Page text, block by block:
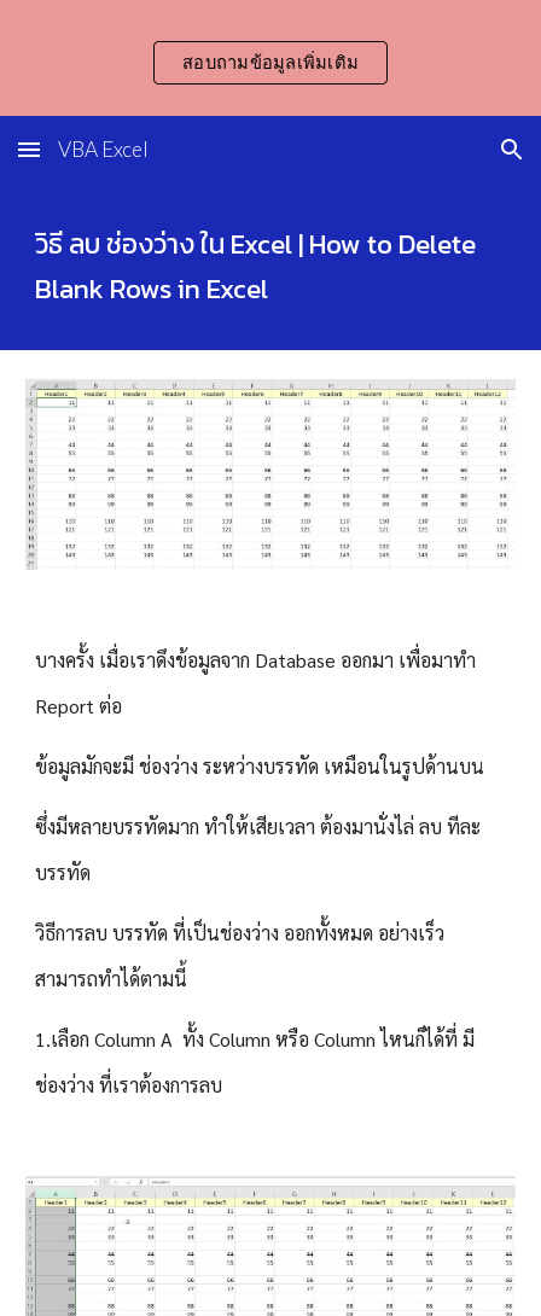
Skip to main content Skip to navigation
สอบถามข้อมูลเพิ่มเติม
VBA Excel
วิธี ลบ ช่องว่าง ใน Excel | How to Delete
Blank Rows in Excel
บางครั้ง เมื่อเราดึงข้อมูลจาก Database ออกมา เพื่อมาทำ
Report ต่อ
ข้อมูลมักจะมี ช่องว่าง ระหว่างบรรทัด เหมือนในรูปด้านบน
ซึ่งมีหลายบรรทัดมาก ทำให้เสียเวลา ต้องมานั่งไล่ ลบ ทีละ
บรรทัด
วิธีการลบ บรรทัด ที่เป็นช่องว่าง ออกทั้งหมด อย่างเร็ว
สามารถทำได้ตามนี้
1.เลือก Column A  ทั้ง Column หรือ Column ไหนก็ได้ที่ มี
ช่องว่าง ที่เราต้องการลบ